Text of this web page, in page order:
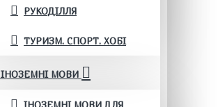
РУКОДІЛЛЯ
ТУРИЗМ. СПОРТ. ХОБІ
ІНОЗЕМНІ МОВИ